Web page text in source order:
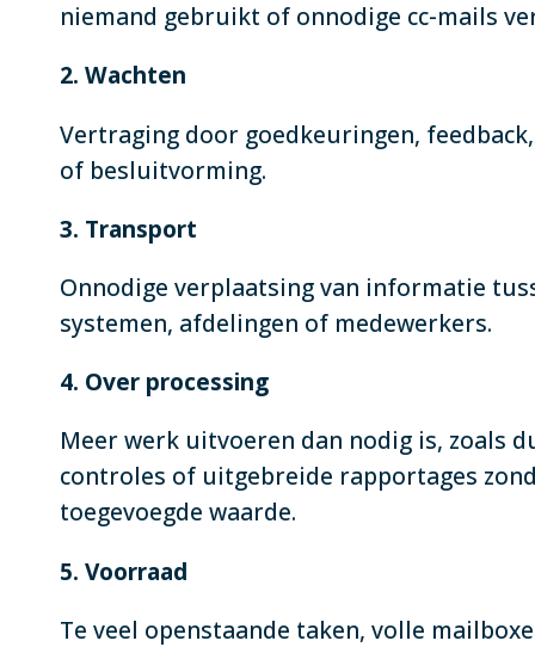
niemand gebruikt of onnodige cc-mails
2. Wachten
Vertraging door goedkeuringen,
of besluitvorming.
3. Transport
Onnodige verplaatsing van informatie
systemen, afdelingen of medewerkers.
4. Over processing
Meer werk uitvoeren dan nodig is, zoals
controles of uitgebreide rapportages
toegevoegde waarde.
5. Voorraad
Te veel openstaande taken, volle